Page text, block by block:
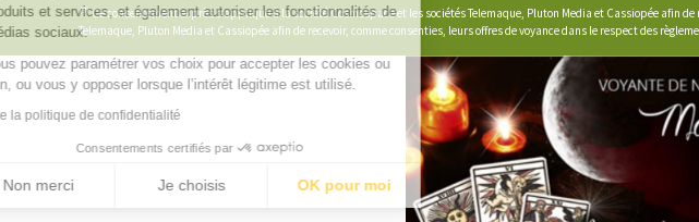
(3)Ce consentement exprès s’applique à la société Cosmospace et les sociétés Telemaque, Pluton Media et Cassiopée afin
Telemaque, Pluton Media et Cassiopée afin de recevoir, comme consenties, leurs offres de voyance dans le respect des
produits et services, et également autoriser les fonctionnalités de
médias sociaux.
Vous pouvez paramétrer vos choix pour accepter les cookies ou
non, ou vous y opposer lorsque l’intérêt légitime est utilisé.
Lire la politique de confidentialité
Consentements certifiés par
Non merci Je choisis OK pour moi